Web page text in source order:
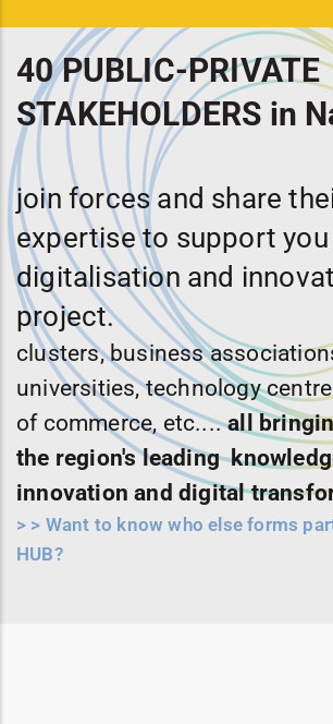
40 PUBLIC-PRIVATE
STAKEHOLDERS in
join forces and share
expertise to support
digitalisation and
project.
clusters, business
universities, technology
of commerce, etc....all
the region's leading
innovation and digital
> > Want to know who else forms
HUB?